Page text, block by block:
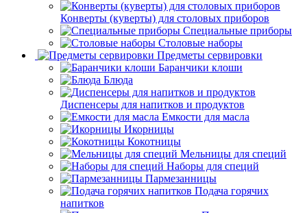
Конверты (куверты) для столовых приборов
Специальные приборы
Столовые наборы
Предметы сервировки
Баранчики клоши
Блюда
Диспенсеры для напитков и продуктов
Емкости для масла
Икорницы
Кокотницы
Мельницы для специй
Наборы для специй
Пармезанницы
Подача горячих
напитков